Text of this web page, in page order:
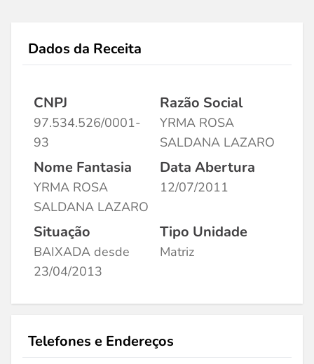
Dados da Receita
CNPJ
97.534.526/0001-
93
Razão Social
YRMA ROSA
SALDANA LAZARO
Nome Fantasia
YRMA ROSA
SALDANA LAZARO
Data Abertura
12/07/2011
Situação
BAIXADA desde
23/04/2013
Tipo Unidade
Matriz
Telefones e Endereços